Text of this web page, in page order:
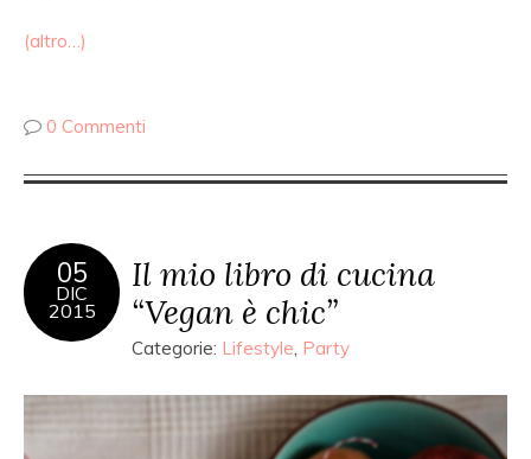
(altro…)
0 Commenti
05
DIC
2015
Il mio libro di cucina
“Vegan è chic”
Categorie: Lifestyle Party